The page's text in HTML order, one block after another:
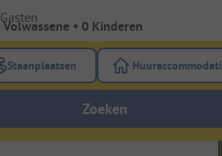
Gasten
Gebruik de filterknop staanplaatsen
Staanplaatsen Gebruik
Zoeken